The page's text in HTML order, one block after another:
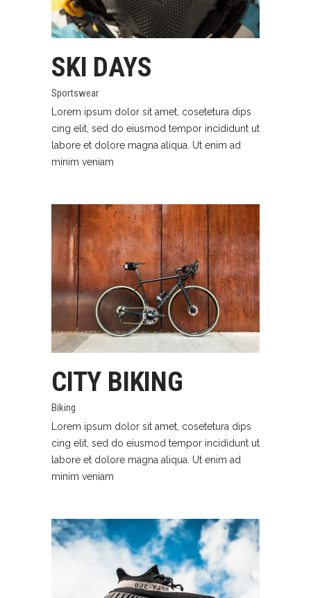
SKI DAYS
Sportswear
Lorem ipsum dolor sit amet, cosetetura dips
cing elit, sed do eiusmod tempor incididunt ut
labore et dolore magna aliqua. Ut enim ad
minim veniam
CITY BIKING
Biking
Lorem ipsum dolor sit amet, cosetetura dips
cing elit, sed do eiusmod tempor incididunt ut
labore et dolore magna aliqua. Ut enim ad
minim veniam